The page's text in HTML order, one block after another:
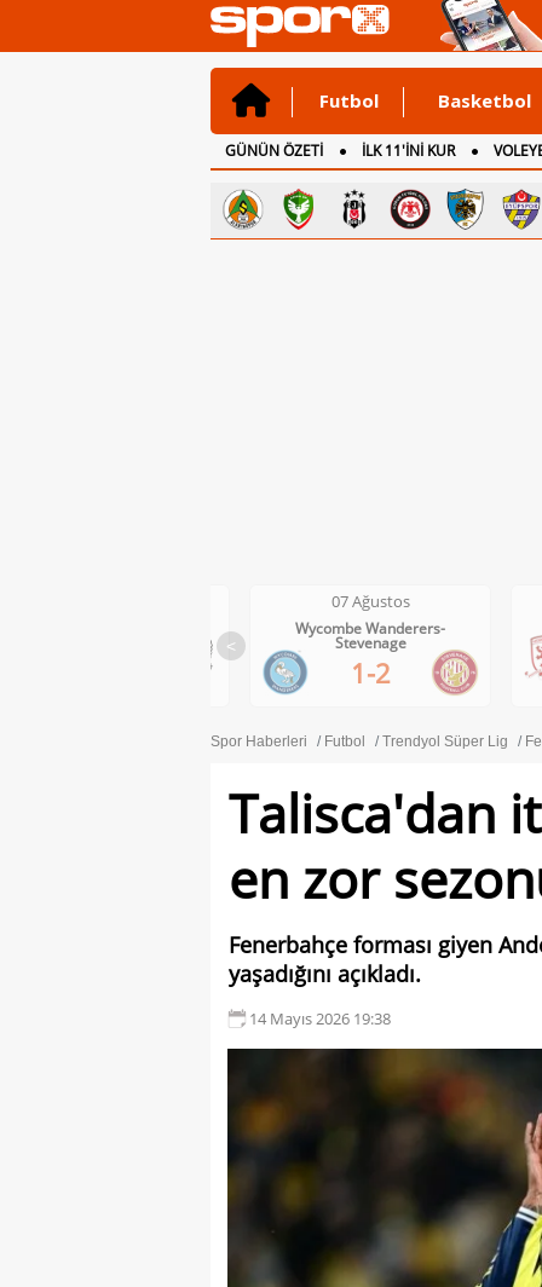
Futbol Basketbol
GÜNÜN ÖZETİ İLK 11'İNİ KUR
CANLI ANLATIM
İNGİLTERE
<
07 Ağustos
Wycombe Wanderers-
Stevenage
1-2
Spor Haberleri Futbol Trendyol Süper Lig
Talisca'dan
en zor
Fenerbahçe forması giyen
yaşadığını açıkladı.
14 Mayıs 2026 19:38